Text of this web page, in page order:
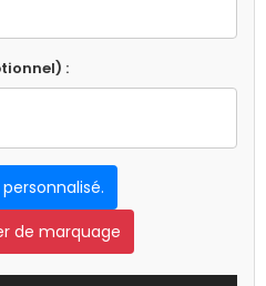
:
de marquage